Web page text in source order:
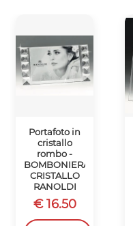
Portafoto in
cristallo
rombo -
BOMBONIERA
CRISTALLO
RANOLDI
€ 16.50